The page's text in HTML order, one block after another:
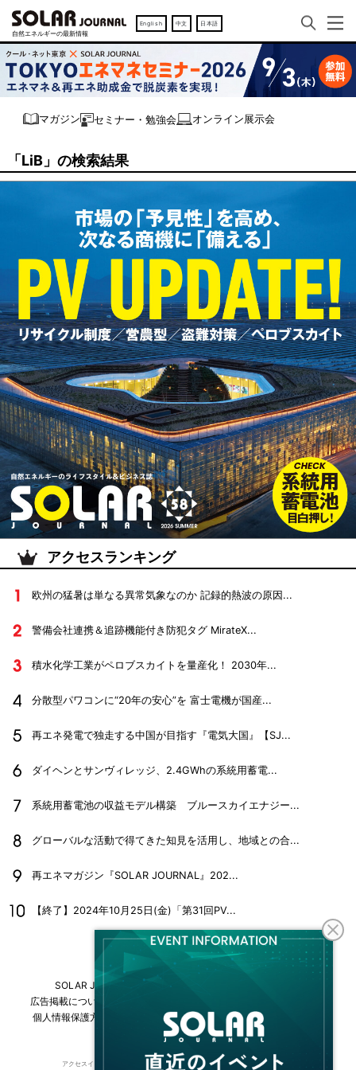
English 中文 日本語
マガジン セミナー・勉強会 オンライン展示会
「LiB」の検索結果
アクセスランキング
欧州の猛暑は単なる異常気象なのか 記録的熱波の原因...
警備会社連携＆追跡機能付き防犯タグ MirateX...
積水化学工業がペロブスカイトを量産化！ 2030年...
分散型パワコンに“20年の安心”を 富士電機が国産...
再エネ発電で独走する中国が目指す『電気大国』【SJ...
ダイヘンとサンヴィレッジ、2.4GWhの系統用蓄電...
系統用蓄電池の収益モデル構築 ブルースカイエナジー...
グローバルな活動で得てきた知見を活用し、地域との合...
再エネマガジン『SOLAR JOURNAL』202...
【終了】2024年10月25日(金)「第31回PV...
SOLAR JOURNALについて
広告掲載について
個人情報保護方針
運営会社・媒体一覧 For overseas customers
アクセスインターナショナルは持続可能な開発目標（SDGs）を支援しています。